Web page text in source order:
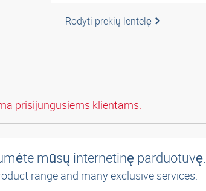
Rodyti prekių lentelę
prisijungusiems klientams.
mūsų internetinę parduotuvę.
range and many exclusive services.